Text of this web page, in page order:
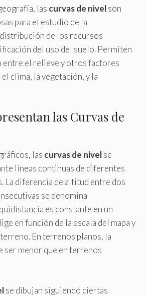
las curvas de nivelson
para el estudio de la
de los recursos
del uso del suelo. Permiten
entre el relieve y otros factores
clima, la vegetación, y la
las Curvas de
las curvas de nivelse
líneas continuas de diferentes
La diferencia de altitud entre dos
se denomina
es constante en un
en función de la escala del mapa y
En terrenos planos, la
ser menor que en terrenos
se dibujan siguiendo ciertas